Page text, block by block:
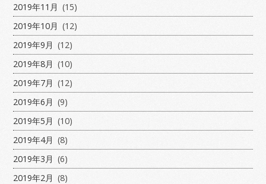
2019年11月 (15)
2019年10月 (12)
2019年9月 (12)
2019年8月 (10)
2019年7月 (12)
2019年6月 (9)
2019年5月 (10)
2019年4月 (8)
2019年3月 (6)
2019年2月 (8)